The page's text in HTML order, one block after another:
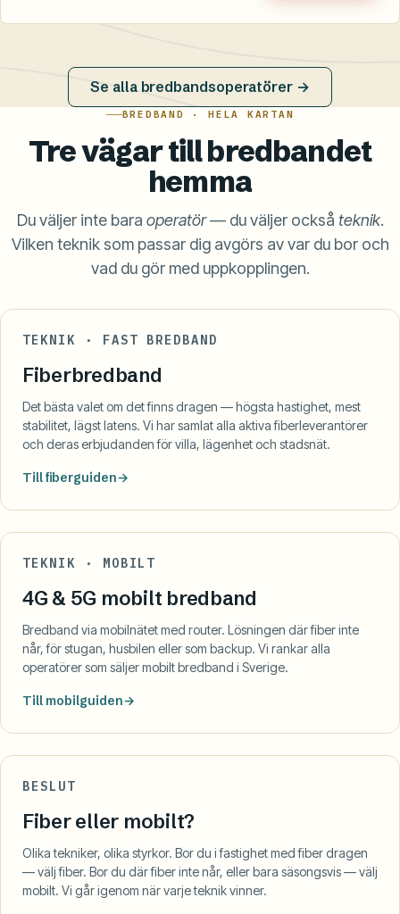
Se alla bredbandsoperatörer →
BREDBAND · HELA KARTAN
Tre vägar till bredbandet
hemma
Du väljer inte bara operatör— du väljer också teknik.
Vilken teknik som passar dig avgörs av var du bor och
vad du gör med uppkopplingen.
TEKNIK · FAST BREDBAND
Fiberbredband
Det bästa valet om det finns dragen — högsta hastighet, mest
stabilitet, lägst latens. Vi har samlat alla aktiva fiberleverantörer
och deras erbjudanden för villa, lägenhet och stadsnät.
Till fiberguiden
TEKNIK · MOBILT
4G & 5G mobilt bredband
Bredband via mobilnätet med router. Lösningen där fiber inte
når, för stugan, husbilen eller som backup. Vi rankar alla
operatörer som säljer mobilt bredband i Sverige.
Till mobilguiden
BESLUT
Fiber eller mobilt?
Olika tekniker, olika styrkor. Bor du i fastighet med fiber dragen
— välj fiber. Bor du där fiber inte når, eller bara säsongsvis — välj
mobilt. Vi går igenom när varje teknik vinner.